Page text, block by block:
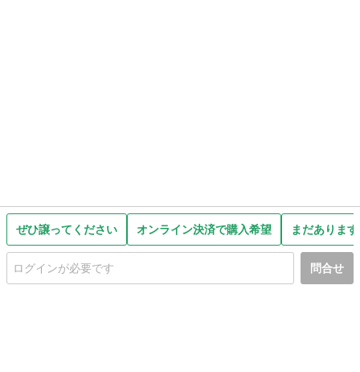
ぜひ譲ってください オンライン決済で購入希望 まだありま
問合せ